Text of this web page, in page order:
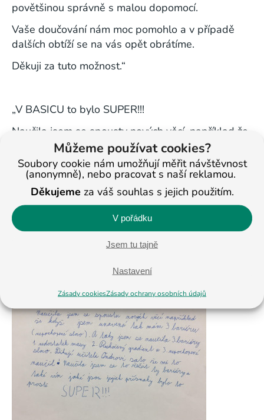
Můžeme používat cookies?
Soubory cookie nám umožňují měřit návštěvnost
(anonymně), nebo pracovat s naší reklamou.
Děkujeme za váš souhlas s jejich použitím.
V pořádku
Jsem tu tajně
Nastavení
Zásady cookiesZásady ochrany osobních údajů
povětšinou správně s malou dopomocí.
Vaše doučování nám moc pomohlo a v případě
dalších obtíží se na vás opět obrátíme.
Děkuji za tuto možnost.“
„V BASICU to bylo SUPER!!!
Naučila jsem se spousty nových věcí, například že
když jsem unavená tak mám 3 bariéru
(nepochopené slovo). A taky jsem se naučila 3
bariéry 1. nedostatek masy, 2. přeskočený
gradient, 3. nepochopené slovo.
Děkuji učiteli Ondrovi zato, že mě to naučil.
Naučila jsem se to řešit ty bariéry a také vím, jaké
jsou jejich příznaky, bylo to prostě SUPER!“